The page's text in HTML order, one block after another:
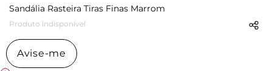
Sandália Rasteira Tiras Finas Marrom
Produto indisponível
Avise-me